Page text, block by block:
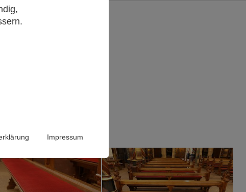
Impressum
beliebt.
strukturiert
seitdem für